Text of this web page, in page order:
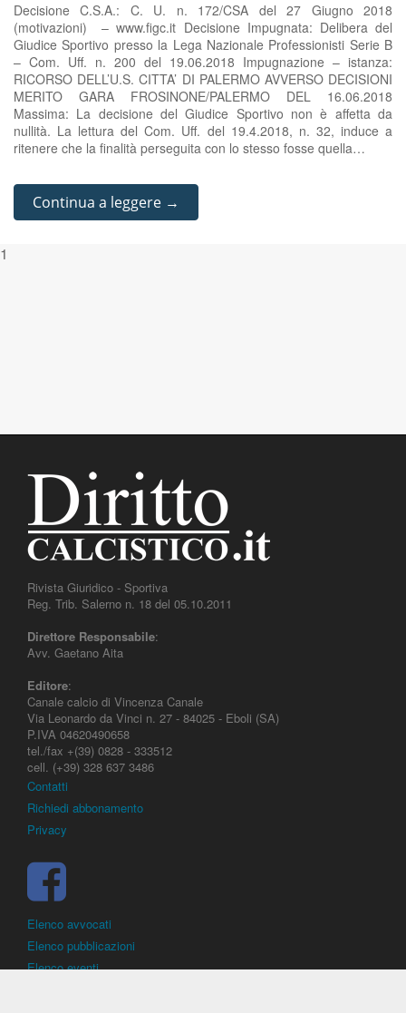
Decisione C.S.A.: C. U. n. 172/CSA del 27 Giugno 2018
(motivazioni) – www.figc.it Decisione Impugnata: Delibera del
Giudice Sportivo presso la Lega Nazionale Professionisti Serie B
– Com. Uff. n. 200 del 19.06.2018 Impugnazione – istanza:
RICORSO DELL’U.S. CITTA’ DI PALERMO AVVERSO DECISIONI
MERITO GARA FROSINONE/PALERMO DEL 16.06.2018
Massima: La decisione del Giudice Sportivo non è affetta da
nullità. La lettura del Com. Uff. del 19.4.2018, n. 32, induce a
ritenere che la finalità perseguita con lo stesso fosse quella…
Continua a leggere →
1
Rivista Giuridico - Sportiva
Reg. Trib. Salerno n. 18 del 05.10.2011
Direttore Responsabile:
Avv. Gaetano Aita
Editore:
Canale calcio di Vincenza Canale
Via Leonardo da Vinci n. 27 - 84025 - Eboli (SA)
P.IVA 04620490658
tel./fax +(39) 0828 - 333512
cell. (+39) 328 637 3486
Contatti
Richiedi abbonamento
Privacy
Elenco avvocati
Elenco pubblicazioni
Elenco eventi